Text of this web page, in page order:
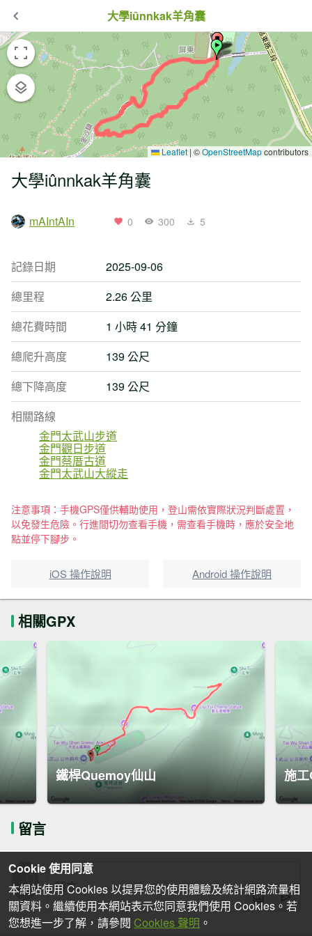
大學iûnnkak羊角囊
Leaflet | ©OpenStreetMapcontributors
大學iûnnkak羊角囊
mAIntAIn 0 300 5
記錄日期
2025-09-06
總里程
2.26 公里
總花費時間
1 小時 41 分鐘
總爬升高度
139 公尺
總下降高度
139 公尺
相關路線
金門太武山步道
金門觀日步道
金門蔡厝古道
金門太武山大縱走
注意事項：手機GPS僅供輔助使用，登山需依實際狀況判斷處置，
以免發生危險。行進間切勿查看手機，需查看手機時，應於安全地
點並停下腳步。
iOS 操作說明 Android 操作說明
相關GPX
鐵桿Quemoy仙山 施
留言
Cookie 使用同意
本網站使用 Cookies 以提昇您的使用體驗及統計網路流量相
關資料。繼續使用本網站表示您同意我們使用 Cookies。若
您想進一步了解，請參閱 Cookies 聲明 。